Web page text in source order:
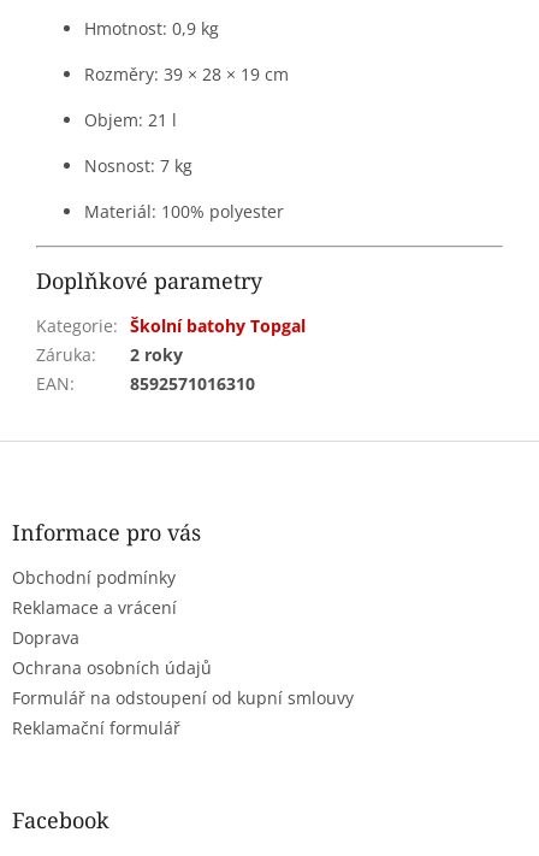
Hmotnost: 0,9 kg
Rozměry: 39 × 28 × 19 cm
Objem: 21 l
Nosnost: 7 kg
Materiál: 100% polyester
Doplňkové parametry
Kategorie: Školní batohy Topgal
Záruka:
2 roky
EAN: 8592571016310
Z
Informace pro vás
Obchodní podmínky
Reklamace a vrácení
Doprava
Ochrana osobních údajů
Formulář na odstoupení od kupní smlouvy
Reklamační formulář
Facebook